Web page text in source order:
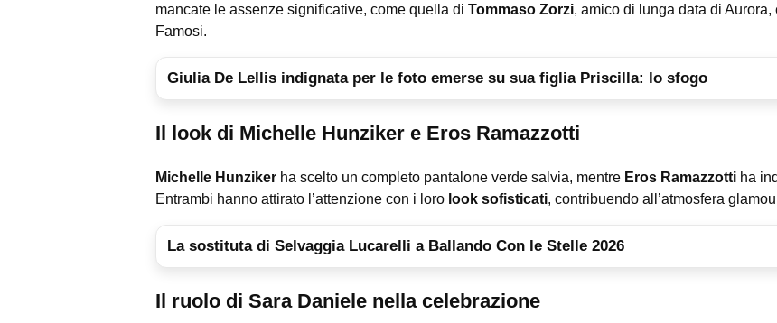
mancate le assenze significative, come quella di Tommaso Zorzi, amico di lunga data di Aurora,
Famosi.
Giulia De Lellis indignata per le foto emerse su sua figlia Priscilla: lo sfogo
Il look di Michelle Hunziker e Eros Ramazzotti
Michelle Hunziker ha scelto un completo pantalone verde salvia, mentre Eros Ramazzotti ha
Entrambi hanno attirato l’attenzione con i loro look sofisticati, contribuendo all’atmosfera
La sostituta di Selvaggia Lucarelli a Ballando Con le Stelle 2026
Il ruolo di Sara Daniele nella celebrazione